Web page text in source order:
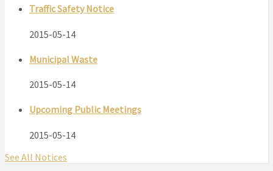
Traffic Safety Notice
2015-05-14
Municipal Waste
2015-05-14
Upcoming Public Meetings
2015-05-14
See All Notices